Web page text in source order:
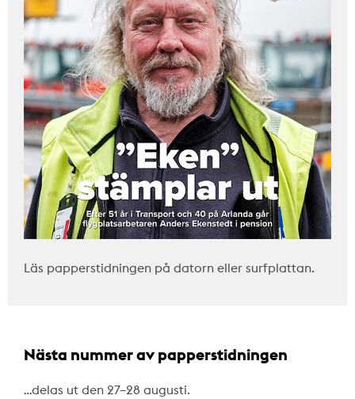
Läs papperstidningen på datorn eller surfplattan.
Nästa nummer av papperstidningen
…delas ut den 27–28 augusti.